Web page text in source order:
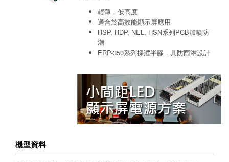
輕薄，低高度
適合於高效能顯示屏應用
HSP, HDP, NEL, HSN系列PCB加噴防
潮
ERP-350系列採灌半膠，具防雨淋設計
機型資料